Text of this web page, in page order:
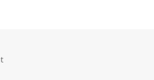
on 72. interaction design stammtisch